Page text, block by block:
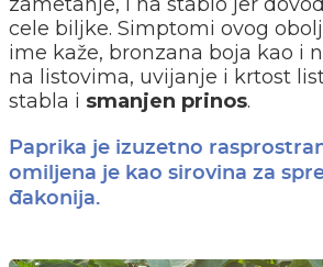
cele biljke. Simptomi ovog
ime kaže, bronzana boja kao i
na listovima, uvijanje i krtost
stabla i smanjen prinos.
Paprika je izuzetno
omiljena je kao sirovina za
đakonija.